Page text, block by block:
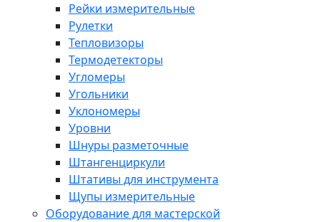
Рейки измерительные
Рулетки
Тепловизоры
Термодетекторы
Угломеры
Угольники
Уклономеры
Уровни
Шнуры разметочные
Штангенциркули
Штативы для инструмента
Щупы измерительные
Оборудование для мастерской